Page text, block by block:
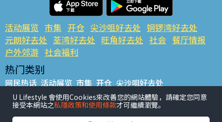
活动展览 市集 开仓 尖沙咀好去处 铜锣湾好去处
元朗好去处 荃湾好去处 旺角好去处 社会 餐厅情报
户外郊游 社会福利
热门类别
网民热话 活动展览 市集 开仓 尖沙咀好去处
铜锣湾好去处 元朗好去处 荃湾好去处 旺角好去处 社会
餐厅情报 户外郊游
U Lifestyle 會使用Cookies來改善您的網站體驗，請確定您同意
接受本網站之私隱政策和使用條款才可繼續瀏覽。